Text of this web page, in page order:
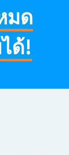
มด
ด้!